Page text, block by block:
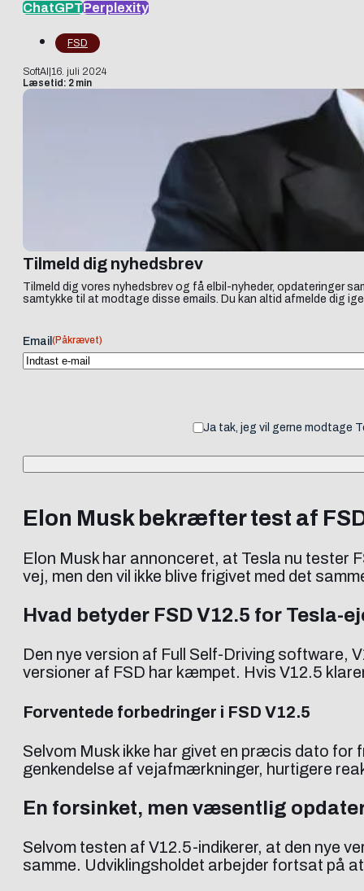
ChatGPTPerplexity
FSD
SoftAI 16. juli 2024
Læsetid: 2 min
Tilmeld dig nyhedsbrev
Tilmeld dig vores nyhedsbrev og få elbil-nyheder, opdateringer
samtykke til at modtage disse emails. Du kan altid afmelde dig
Email (Påkrævet)
Ja tak, jeg vil gerne modtage
Elon Musk bekræfter test af
Elon Musk har annonceret, at Tesla nu tester
vej, men den vil ikke blive frigivet med det
Hvad betyder FSD V12.5 for Tesla-
Den nye version af Full Self-Driving software,
versioner af FSD har kæmpet. Hvis V12.5
Forventede forbedringer i FSD V12.5
Selvom Musk ikke har givet en præcis dato for
genkendelse af vejafmærkninger, hurtigere
En forsinket, men væsentlig
Selvom testen af V12.5-indikerer, at den nye
samme. Udviklingsholdet arbejder fortsat på